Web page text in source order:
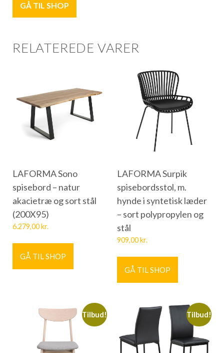
GÅ TIL SHOP
RELATEREDE VARER
LAFORMA Sono
spisebord – natur
akacietræ og sort stål
(200X95)
6.279,00 kr.
GÅ TIL SHOP
LAFORMA Surpik
spisebordsstol, m.
hynde i syntetisk læder
– sort polypropylen og
stål
909,00 kr.
GÅ TIL SHOP
Tilbud! Tilbud!